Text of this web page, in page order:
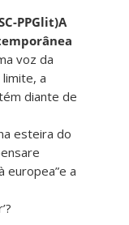
PPGlit)A
voz da
a
diante de
esteira do
europea”e a